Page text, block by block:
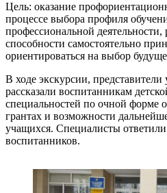
Цель: оказание
процессе выбора профиля
профессиональной деятельности,
способности самостоятельно
ориентироваться на выбор
В ходе экскурсии, представители
рассказали воспитанникам
специальностей по очной форме
грантах и возможности
учащихся. Специалисты
воспитанников.